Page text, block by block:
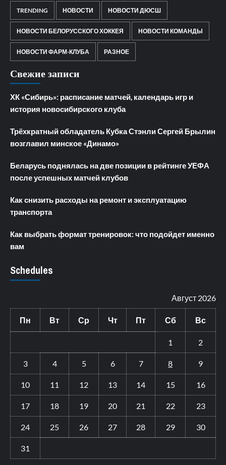
TRENDING НОВОСТИ НОВОСТИ ДЮСШ
НОВОСТИ БЕЛОРУССКОГО ХОККЕЯ НОВОСТИ КОМАНДЫ
НОВОСТИ ФАРМ-КЛУБА РАЗНОЕ
Свежие записи
ХК «Сибирь»: расписание матчей, календарь игр и
история новосибирского клуба
Трёхкратный обладатель Кубка Стэнли Сергей Брылин
возглавил минское «Динамо»
Беларусь поднялась на две позиции в рейтинге УЕФА
после успешных матчей клубов
Как снизить расходы на ремонт и эксплуатацию
транспорта
Как выбрать формат тренировок: что подойдет именно
вам
Schedules
Август 2026
Пн Вт Ср Чт Пт Сб Вс
1 2
3 4 5 6 7 8 9
10 11 12 13 14 15 16
17 18 19 20 21 22 23
24 25 26 27 28 29 30
31